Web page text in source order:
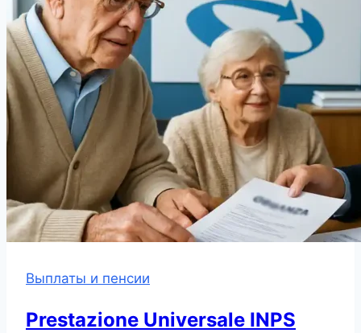
Выплаты и пенсии
Prestazione Universale INPS